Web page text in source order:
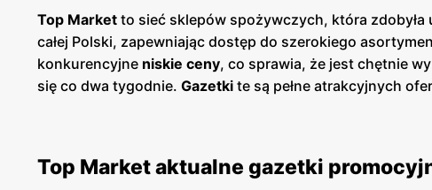
Top Market to sieć sklepów spożywczych, która
całej Polski, zapewniając dostęp do szerokiego
konkurencyjne niskie ceny, co sprawia, że jest chętnie
się co dwa tygodnie. Gazetki te są pełne atrakcyjnych
wyrobami wspierając jednocześnie rodzimą
Top Market aktualne gazetki